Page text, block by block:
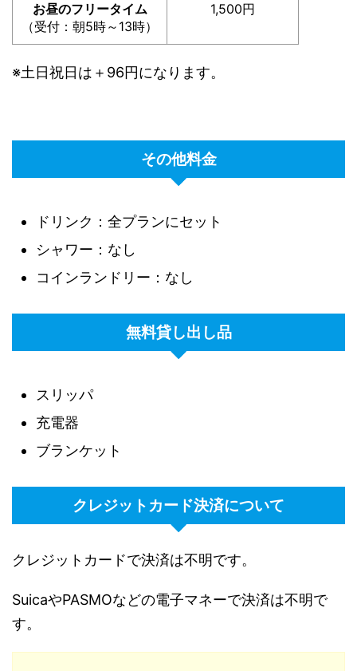
お昼のフリータイム
（受付：朝5時～13時）
1,500円
※土日祝日は＋96円になります。
その他料金
ドリンク：全プランにセット
シャワー：なし
コインランドリー：なし
無料貸し出し品
スリッパ
充電器
ブランケット
クレジットカード決済について
クレジットカードで決済は不明です。
SuicaやPASMOなどの電子マネーで決済は不明で
す。